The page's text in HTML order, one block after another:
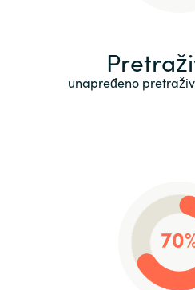
unapređeno